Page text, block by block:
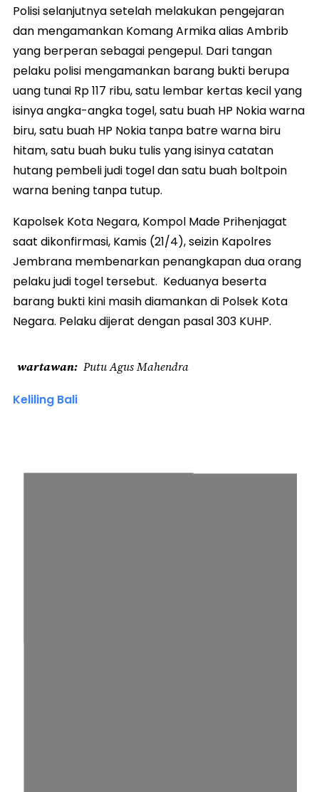
Polisi selanjutnya setelah melakukan pengejaran
dan mengamankan Komang Armika alias Ambrib
yang berperan sebagai pengepul. Dari tangan
pelaku polisi mengamankan barang bukti berupa
uang tunai Rp 117 ribu, satu lembar kertas kecil yang
isinya angka-angka togel, satu buah HP Nokia warna
biru, satu buah HP Nokia tanpa batre warna biru
hitam, satu buah buku tulis yang isinya catatan
hutang pembeli judi togel dan satu buah boltpoin
warna bening tanpa tutup.
Kapolsek Kota Negara, Kompol Made Prihenjagat
saat dikonfirmasi, Kamis (21/4), seizin Kapolres
Jembrana membenarkan penangkapan dua orang
pelaku judi togel tersebut. Keduanya beserta
barang bukti kini masih diamankan di Polsek Kota
Negara. Pelaku dijerat dengan pasal 303 KUHP.
wartawan Putu Agus Mahendra
Keliling Bali